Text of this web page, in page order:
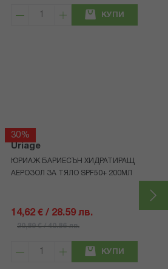
КУПИ
30%
Uriage
ЮРИАЖ БАРИЕСЪН ХИДРАТИРАЩ
АЕРОЗОЛ ЗА ТЯЛО SPF50+ 200МЛ
14,62 € / 28.59 лв.
20,89 € / 40.86 лв.
КУПИ